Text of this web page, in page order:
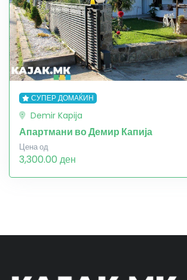
СУПЕР ДОМАЌИН
Demir Kapija
Апартмани во Демир Капија
Цена од
3,300.00 ден